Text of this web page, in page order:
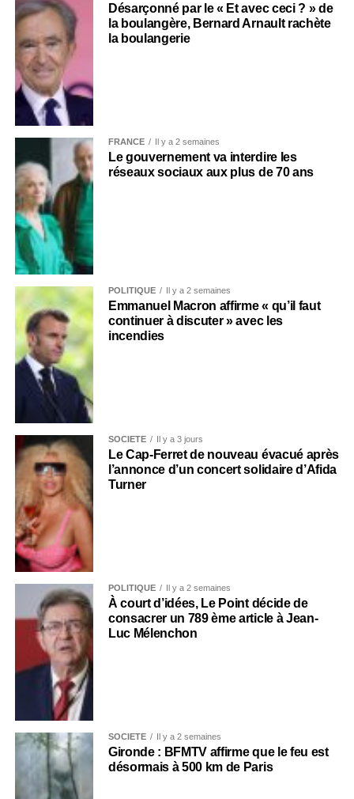
Désarçonné par le « Et avec ceci ? » de
la boulangère, Bernard Arnault rachète
la boulangerie
FRANCE Il y a 2 semaines
Le gouvernement va interdire les
réseaux sociaux aux plus de 70 ans
POLITIQUE Il y a 2 semaines
Emmanuel Macron affirme « qu’il faut
continuer à discuter » avec les
incendies
SOCIÉTÉ Il y a 3 jours
Le Cap-Ferret de nouveau évacué après
l’annonce d’un concert solidaire d’Afida
Turner
POLITIQUE Il y a 2 semaines
À court d’idées, Le Point décide de
consacrer un 789 ème article à Jean-
Luc Mélenchon
SOCIÉTÉ Il y a 2 semaines
Gironde : BFMTV affirme que le feu est
désormais à 500 km de Paris